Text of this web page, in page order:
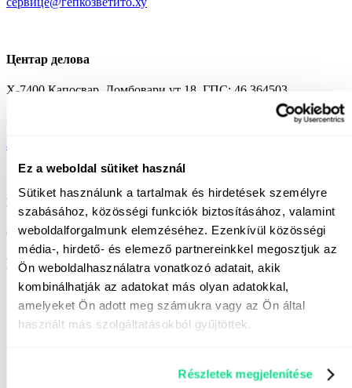
Ez a weboldal sütiket használ
Sütiket használunk a tartalmak és hirdetések személyre
szabásához, közösségi funkciók biztosításához, valamint
weboldalforgalmunk elemzéséhez. Ezenkívül közösségi
média-, hirdető- és elemező partnereinkkel megosztjuk az
Ön weboldalhasználatra vonatkozó adatait, akik
kombinálhatják az adatokat más olyan adatokkal,
amelyeket Ön adott meg számukra vagy az Ön által
használt más szolgáltatásokból gyűjtöttek.
Részletek megjelenítése
Центар делова
Х-7400 Капосвар, Домбовари ут 18. ГПС: 46.364503,
+36 30 340 3200
Е-маил:
алкатресз@гепкозветито.ху
Радно време
Од понедељка до петка 8:00 – 16:30.
Пишите нам!
Презиме*
Име*